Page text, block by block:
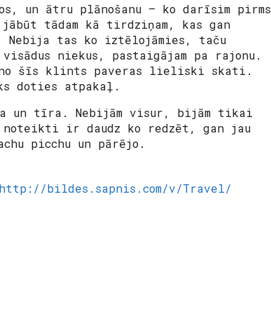
un ātru plānošanu – ko darīsim pirms
tādam kā tirdziņam, kas gan
Nebija tas ko iztēlojāmies, taču
niekus, pastaigājam pa rajonu.
no šīs klints paveras lieliski skati.
doties atpakaļ.
un tīra. Nebijām visur, bijām tikai
ir daudz ko redzēt, gan jau
picchu un pārējo.
http://bildes.sapnis.com/v/Travel/